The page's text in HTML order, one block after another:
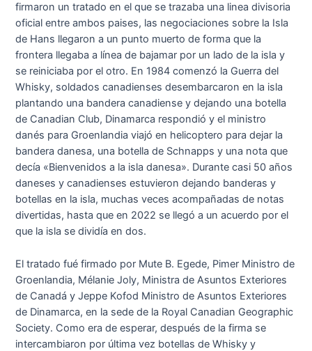
firmaron un tratado en el que se trazaba una linea divisoria
oficial entre ambos paises, las negociaciones sobre la Isla
de Hans llegaron a un punto muerto de forma que la
frontera llegaba a línea de bajamar por un lado de la isla y
se reiniciaba por el otro. En 1984 comenzó la Guerra del
Whisky, soldados canadienses desembarcaron en la isla
plantando una bandera canadiense y dejando una botella
de Canadian Club, Dinamarca respondió y el ministro
danés para Groenlandia viajó en helicoptero para dejar la
bandera danesa, una botella de Schnapps y una nota que
decía «Bienvenidos a la isla danesa». Durante casi 50 años
daneses y canadienses estuvieron dejando banderas y
botellas en la isla, muchas veces acompañadas de notas
divertidas, hasta que en 2022 se llegó a un acuerdo por el
que la isla se dividía en dos.
El tratado fué firmado por Mute B. Egede, Pimer Ministro de
Groenlandia, Mélanie Joly, Ministra de Asuntos Exteriores
de Canadá y Jeppe Kofod Ministro de Asuntos Exteriores
de Dinamarca, en la sede de la Royal Canadian Geographic
Society. Como era de esperar, después de la firma se
intercambiaron por última vez botellas de Whisky y